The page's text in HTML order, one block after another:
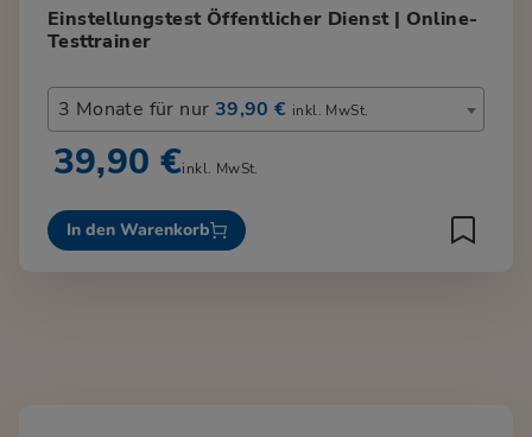
Einstellungstest Öffentlicher Dienst | Online-
Testtrainer
3 Monate für nur 39,90 € inkl. MwSt.
39,90 €inkl. MwSt.
In den Warenkorb